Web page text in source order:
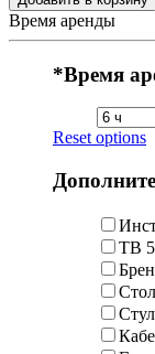
Время аренды
*Время
Reset options
ТВ
Стол
Стул